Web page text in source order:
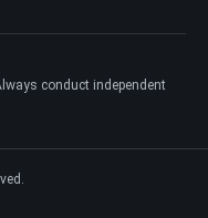
conduct independent